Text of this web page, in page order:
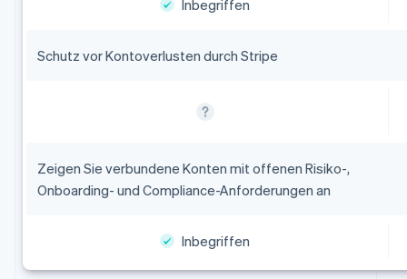
Inbegriffen
Schutz vor Kontoverlusten durch Stripe
Zeigen Sie verbundene Konten mit offenen Risiko-,
Onboarding- und Compliance-Anforderungen an
Inbegriffen